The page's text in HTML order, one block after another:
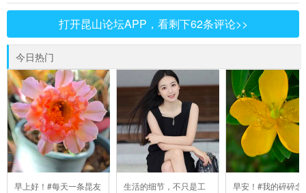
打开昆山论坛APP，看剩下62条评论>>
今日热门
早上好！#每天一条昆友
生活的细节，不只是工
早安！#我的碎碎念